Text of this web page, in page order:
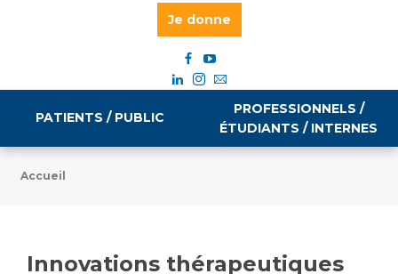
Je donne
PATIENTS / PUBLIC
PROFESSIONNELS /
ÉTUDIANTS / INTERNES
Emploi / formation
Accueil
Innovations thérapeutiques